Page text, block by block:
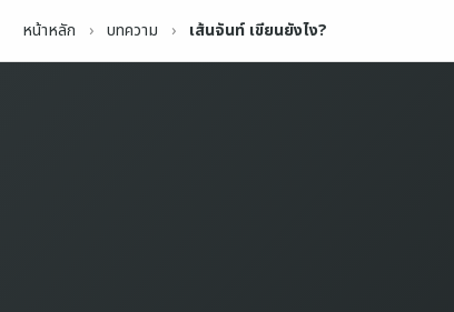
หน้าหลัก › บทความ › เส้นจันท์ เขียนยังไง?